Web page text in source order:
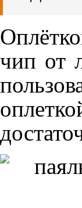
чип от